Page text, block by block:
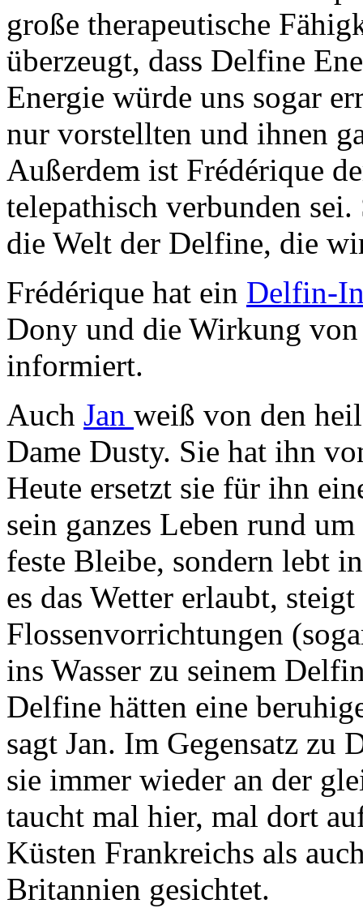
große therapeutische
überzeugt, dass Delfine
Energie würde uns sogar
nur vorstellten und ihnen
Außerdem ist Frédérique
telepathisch verbunden
die Welt der Delfine, die
Frédérique hat ein Delfin-
Dony und die Wirkung
informiert.
Auch Jan weiß von den
Dame Dusty. Sie hat ihn
Heute ersetzt sie für ihn
sein ganzes Leben rund
feste Bleibe, sondern lebt
es das Wetter erlaubt,
Flossenvorrichtungen
ins Wasser zu seinem
Delfine hätten eine
sagt Jan. Im Gegensatz
sie immer wieder an der
taucht mal hier, mal dort
Küsten Frankreichs als
Britannien gesichtet.